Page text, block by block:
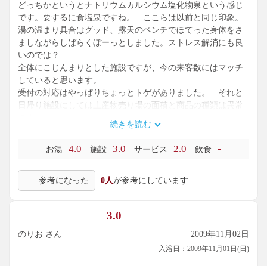
温泉の質としては、アルカリ単純泉でまあありがちなお湯だ
と思ったんですけど、
すっごく塩っ気を感じたのはおかしかったんでしょうか？
源泉かけ流しと循環併用で塩素使用なのか、あまり濃くは感
じませんでした。
まあ、ここの温泉を目的にしてまで、来ようと思える湯では
ないですが、
http://gensen.ojaru.jp/
どっちかというとナトリウムカルシウム塩化物泉という感じ
です。要するに食塩泉ですね。 ここらは以前と同じ印象。
湯の温まり具合はグッド、露天のベンチでほてった身体をさ
ましながらしばらくぼーっとしました。ストレス解消にも良
いのでは？
全体にこじんまりとした施設ですが、今の来客数にはマッチ
していると思います。
受付の対応はやっぱりちょっとトゲがありました。 それと
日帰り施設にしては土産物売り場の面積と商品の種類は異常
でものんびり楽しませて頂きました。
続きを読む
お湯 4.0 施設 3.0 サービス 2.0 飲食 -
参考になった 0人が参考にしています
3.0
のりお さん 2009年11月02日
入浴日：2009年11月01日(日)